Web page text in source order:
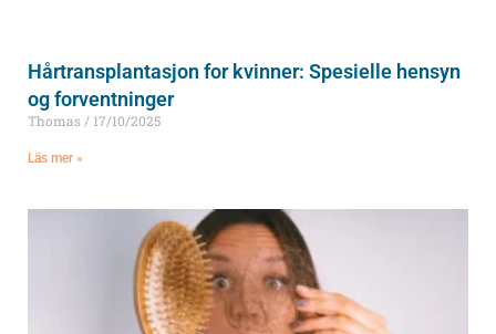
Hårtransplantasjon for kvinner: Spesielle hensyn
og forventninger
Thomas 17/10/2025
Läs mer »